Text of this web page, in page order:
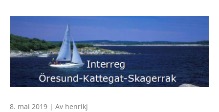
8. mai 2019 | Av henrikj